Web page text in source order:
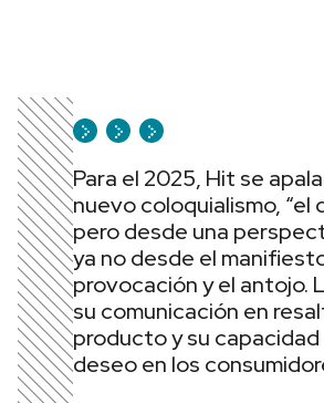
Para el 2025, Hit se
nuevo coloquialismo, “el
pero desde una
ya no desde el
provocación y el antojo.
su comunicación en
producto y su
deseo en los